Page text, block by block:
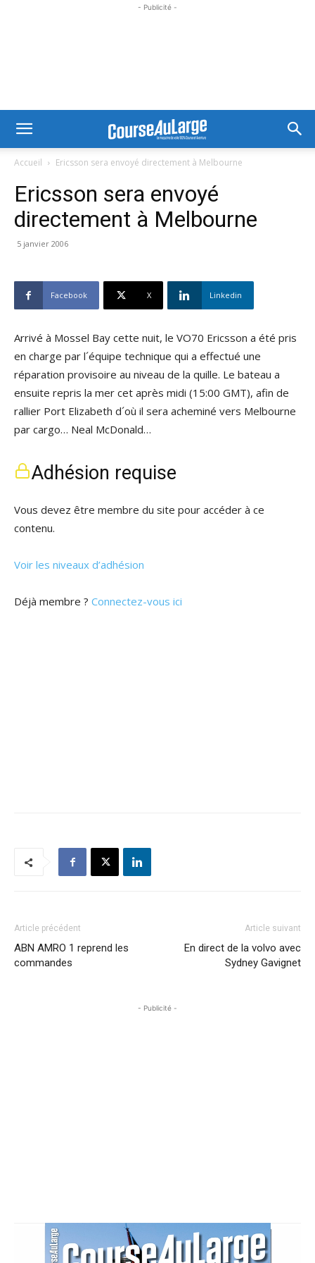
- Publicité -
Accueil Ericsson sera envoyé directement à Melbourne
Ericsson sera envoyé
directement à Melbourne
5 janvier 2006
Facebook X Linkedin
Arrivé à Mossel Bay cette nuit, le VO70 Ericsson a été pris
en charge par l´équipe technique qui a effectué une
réparation provisoire au niveau de la quille. Le bateau a
ensuite repris la mer cet après midi (15:00 GMT), afin de
rallier Port Elizabeth d´où il sera acheminé vers Melbourne
par cargo… Neal McDonald…
Adhésion requise
Vous devez être membre du site pour accéder à ce
contenu.
Voir les niveaux d’adhésion
Déjà membre ? Connectez-vous ici
Article précédent
ABN AMRO 1 reprend les
commandes
Article suivant
En direct de la volvo avec
Sydney Gavignet
- Publicité -